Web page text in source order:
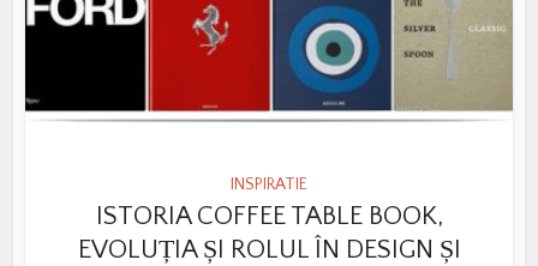
INSPIRATIE
ISTORIA COFFEE TABLE BOOK,
EVOLUȚIA ȘI ROLUL ÎN DESIGN ȘI